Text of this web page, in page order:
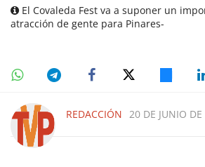
El Covaleda Fest va a suponer un
atracción de gente para Pinares-
REDACCIÓN 20 DE JUNIO